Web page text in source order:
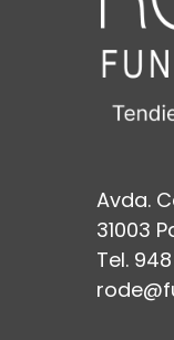
Avda.
31003
Tel.